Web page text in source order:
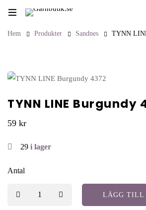
Hem Produkter Sandnes TYNN
TYNN LINE Burgundy
59 kr
29 i lager
Antal
LÄGG TILL